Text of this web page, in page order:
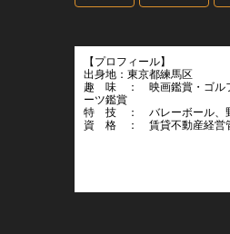
【プロフィール】
出身地：東京都練馬区
趣 味 ： 映画鑑賞・ゴル
ーツ鑑賞
特 技 ： バレーボール、
資 格 ： 賃貸不動産経営